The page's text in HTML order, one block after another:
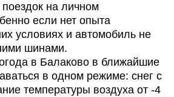
на личном
если нет опыта
условиях и автомобиль не
шинами.
в Балаково в ближайшие
в одном режиме: снег с
температуры воздуха от -4